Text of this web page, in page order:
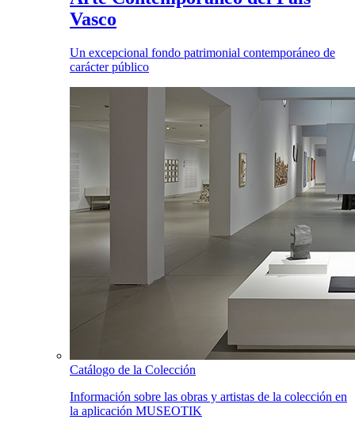
Vasco
Un excepcional fondo patrimonial contemporáneo de
carácter público
Catálogo de la Colección
Información sobre las obras y artistas de la colección en
la aplicación MUSEOTIK